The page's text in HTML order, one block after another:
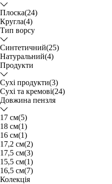
Плоска(24)
Кругла(4)
Тип ворсу
Синтетичний(25)
Натуральний(4)
Продукти
Сухі продукти(3)
Сухі та кремові(24)
Довжина пензля
17 см(5)
18 см(1)
16 см(1)
17,2 см(2)
17,5 см(3)
15,5 см(1)
16,5 см(7)
Колекція